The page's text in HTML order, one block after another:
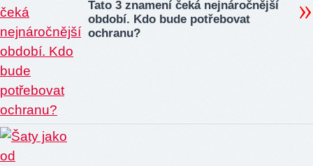
Tato 3 znamení čeká nejnáročnější
období. Kdo bude potřebovat
ochranu?